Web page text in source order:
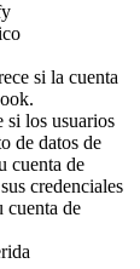
si la cuenta
si los usuarios
de datos de
cuenta de
credenciales
cuenta de